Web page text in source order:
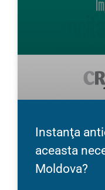
Instanţa
aceasta
Moldova?